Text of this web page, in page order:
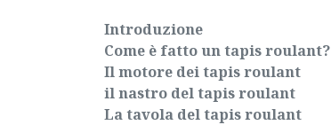
Introduzione
Come è fatto un tapis roulant?
Il motore dei tapis roulant
il nastro del tapis roulant
La tavola del tapis roulant